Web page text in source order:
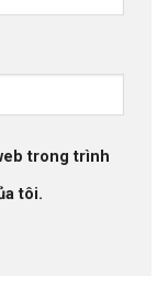
trong trình
tôi.